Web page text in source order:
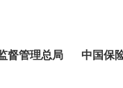
督管理总局 中国保